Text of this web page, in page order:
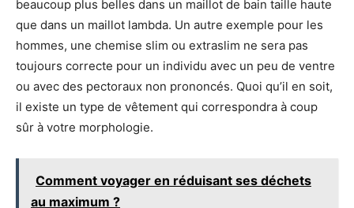
beaucoup plus belles dans un maillot de bain taille haute
que dans un maillot lambda. Un autre exemple pour les
hommes, une chemise slim ou extraslim ne sera pas
toujours correcte pour un individu avec un peu de ventre
ou avec des pectoraux non prononcés. Quoi qu’il en soit,
il existe un type de vêtement qui correspondra à coup
sûr à votre morphologie.
Comment voyager en réduisant ses déchets
au maximum ?